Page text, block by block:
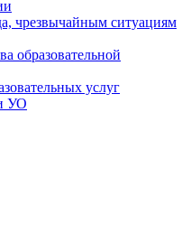
чрезвычайным ситуациям
образовательной
услуг
УО